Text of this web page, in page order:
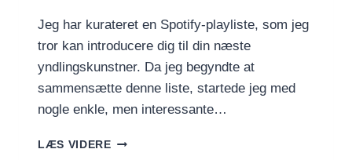
Jeg har kurateret en Spotify-playliste, som jeg
tror kan introducere dig til din næste
yndlingskunstner. Da jeg begyndte at
sammensætte denne liste, startede jeg med
nogle enkle, men interessante…
LÆS VIDEREFIND